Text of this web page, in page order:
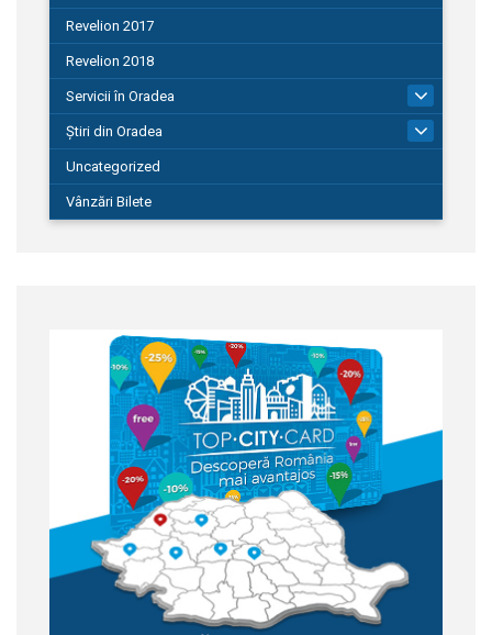
Revelion 2017
Revelion 2018
Servicii în Oradea
Știri din Oradea
Uncategorized
Vânzări Bilete